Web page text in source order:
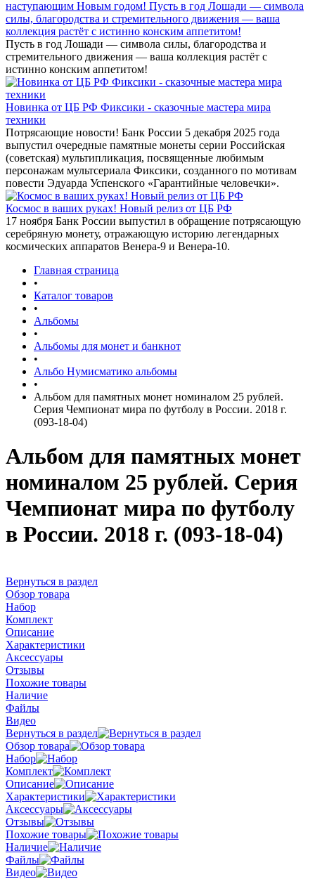
наступающим Новым годом! Пусть в год Лошади — символа
силы, благородства и стремительного движения — ваша
коллекция растёт с истинно конским аппетитом!
Пусть в год Лошади — символа силы, благородства и
стремительного движения — ваша коллекция растёт с
истинно конским аппетитом!
Новинка от ЦБ РФ Фиксики - сказочные мастера мира
техники
Потрясающие новости! Банк России 5 декабря 2025 года
выпустил очередные памятные монеты серии Российская
(советская) мультипликация, посвященные любимым
персонажам мультсериала Фиксики, созданного по мотивам
повести Эдуарда Успенского «Гарантийные человечки».
Космос в ваших руках! Новый релиз от ЦБ РФ
17 ноября Банк России выпустил в обращение потрясающую
серебряную монету, отражающую историю легендарных
космических аппаратов Венера-9 и Венера-10.
Главная страница
•
Каталог товаров
•
Альбомы
•
Альбомы для монет и банкнот
•
Альбо Нумисматико альбомы
•
Альбом для памятных монет номиналом 25 рублей.
Серия Чемпионат мира по футболу в России. 2018 г.
(093-18-04)
Альбом для памятных монет
номиналом 25 рублей. Серия
Чемпионат мира по футболу
в России. 2018 г. (093-18-04)
Вернуться в раздел
Обзор товара
Набор
Комплект
Описание
Характеристики
Аксессуары
Отзывы
Похожие товары
Наличие
Файлы
Видео
Вернуться в раздел
Обзор товара
Набор
Комплект
Описание
Характеристики
Аксессуары
Отзывы
Похожие товары
Наличие
Файлы
Видео